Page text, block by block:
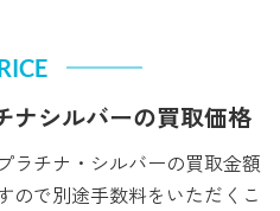
ナシルバーの買取価格
ラチナ・シルバーの買取金額
ので別途手数料をいただくこ